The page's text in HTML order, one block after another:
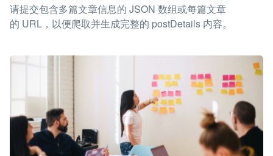
请提交包含多篇文章信息的 JSON 数组或每篇文章
的 URL，以便爬取并生成完整的 postDetails 内容。